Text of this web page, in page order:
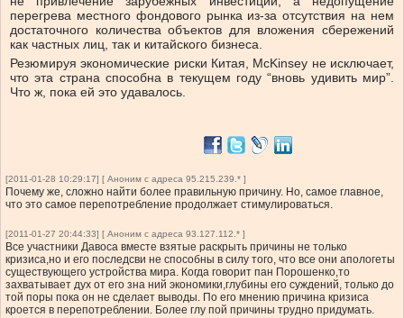
перегрева местного фондового рынка из-за отсутствия на нем
достаточного количества объектов для вложения сбережений
как частных лиц, так и китайского бизнеса.
Резюмируя экономические риски Китая, McKinsey не исключает,
что эта страна способна в текущем году “вновь удивить мир”.
Что ж, пока ей это удавалось.
[2011-01-28 10:29:17] [ Аноним с адреса 95.215.239.* ]
Почему же, сложно найти более правильную причину. Но, самое главное,
что это самое перепотребление продолжает стимулироваться.
[2011-01-27 20:44:33] [ Аноним с адреса 93.127.112.* ]
Все участники Давоса вместе взятые раскрыть причины не только
кризиса,но и его последсви не способны в силу того, что все они апологеты
существующего устройства мира. Когда говорит пан Порошенко,то
захватывает дух от его зна ний экономики,глубины его суждений, только до
той поры пока он не сделает выводы. По его мнению причина кризиса
кроется в перепотреблении. Более глу пой причины трудно придумать.